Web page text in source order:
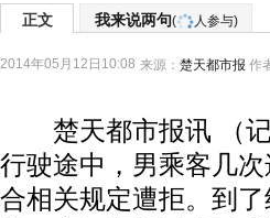
正文 我来说两句( 人参与)
2014年05月12日10:08 来源： 楚天都市报 作
楚天都市报讯 （记
行驶途中，男乘客几
合相关规定遭拒。到